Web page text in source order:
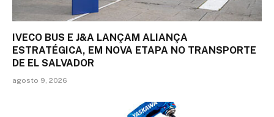
IVECO BUS E J&A LANÇAM ALIANÇA
ESTRATÉGICA, EM NOVA ETAPA NO TRANSPORTE
DE EL SALVADOR
agosto 9, 2026